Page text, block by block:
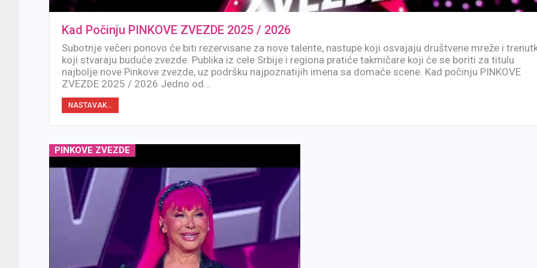
Kad Počinju PINKOVE ZVEZDE 2025 / 2026
Subotnje večeri ponovo će biti rezervisane za nove talente, nastupe koji osvajaju društvene mreže i
koji stvaraju buduće zvezde. Publika iz cele Srbije i regiona pratiće takmičare koji će se boriti za titulu
najbolje nove Pinkove zvezde, uz podršku najpoznatijih imena sa domaće scene. Kad počinju PINKOVE
ZVEZDE 2025 / 2026 Jedno od…
NASTAVAK...
PINKOVE ZVEZDE